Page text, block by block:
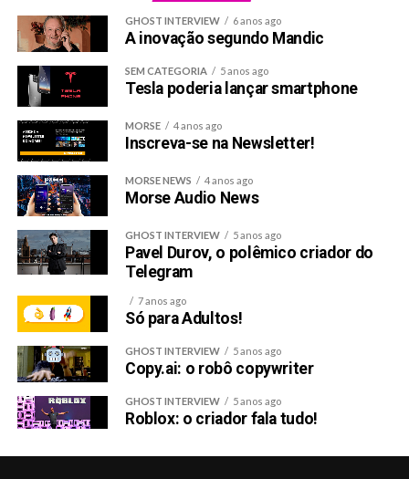
GHOST INTERVIEW 6 anos ago
A inovação segundo Mandic
SEM CATEGORIA 5 anos ago
Tesla poderia lançar smartphone
MORSE 4 anos ago
Inscreva-se na Newsletter!
MORSE NEWS 4 anos ago
Morse Audio News
GHOST INTERVIEW 5 anos ago
Pavel Durov, o polêmico criador do
Telegram
7 anos ago
Só para Adultos!
GHOST INTERVIEW 5 anos ago
Copy.ai: o robô copywriter
GHOST INTERVIEW 5 anos ago
Roblox: o criador fala tudo!